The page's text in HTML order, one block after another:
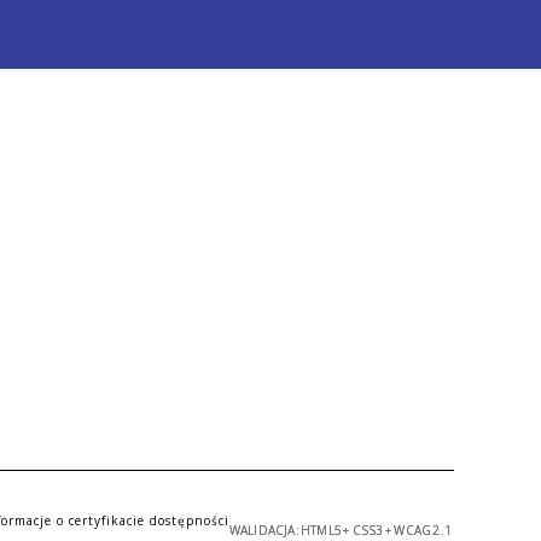
o certyfikacie dostępności
WALIDACJA: HTML5+ CSS3 +WCAG 2.1